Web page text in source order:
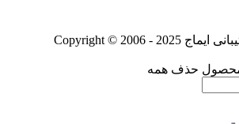
ایماج Copyright © 2006 - 2025
حذف همه